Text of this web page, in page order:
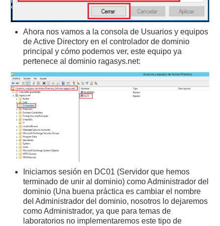
Ahora nos vamos a la consola de Usuarios y equipos
de Active Directory en el controlador de dominio
principal y cómo podemos ver, este equipo ya
pertenece al dominio ragasys.net:
Iniciamos sesión en DC01 (Servidor que hemos
terminado de unir al dominio) como Administrador del
dominio (Una buena práctica es cambiar el nombre
del Administrador del dominio, nosotros lo dejaremos
como Administrador, ya que para temas de
laboratorios no implementaremos este tipo de